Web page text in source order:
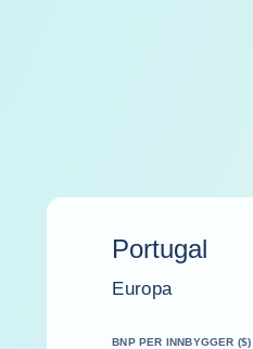
Portugal
Europa
BNP PER INNBYGGER ($)